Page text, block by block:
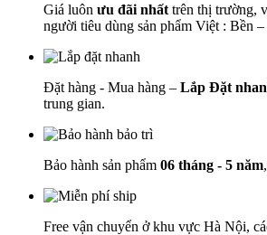
Giá luôn ưu đãi nhất trên thị trường,
người tiêu dùng sản phẩm Việt : Bền
Đặt hàng - Mua hàng – Lắp Đặt
trung gian.
Bảo hành sản phẩm 06 tháng - 5 năm
Free vận chuyển ở khu vực Hà Nội,